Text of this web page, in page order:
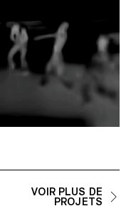
VOIR PLUS DE
PROJETS